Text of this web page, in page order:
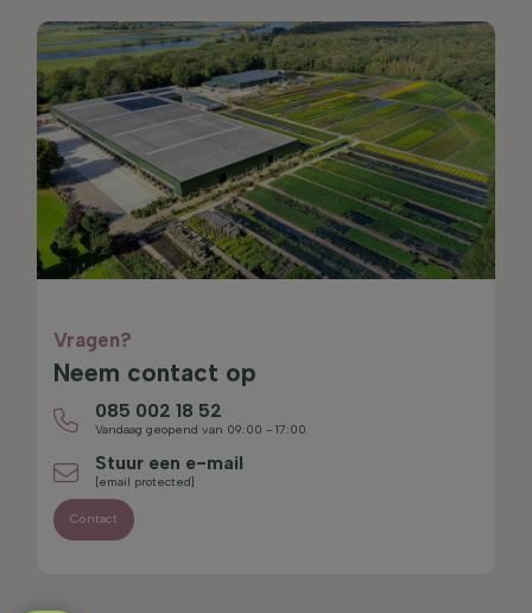
Vragen?
Neem contact op
085 002 18 52
Vandaag geopend van 09:00 - 17:00
Stuur een e-mail
[email protected]
Contact